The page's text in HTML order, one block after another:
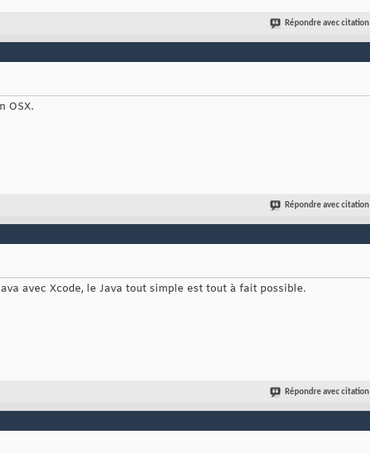
Répondre avec citation
OSX.
Répondre avec citation
avec Xcode, le Java tout simple est tout à fait possible.
Répondre avec citation